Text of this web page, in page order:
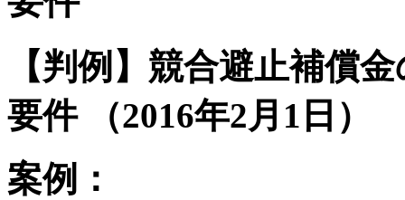
【判例】競合避止補償
要件 （2016年2月1日）
案例：